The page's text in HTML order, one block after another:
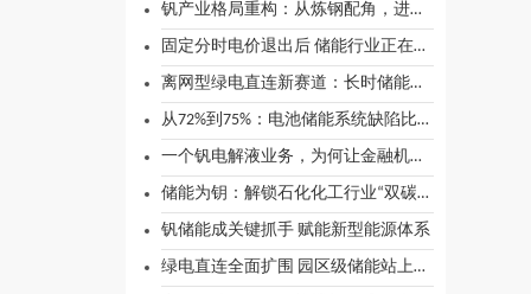
钒产业格局重构：从炼钢配角，进阶储能核心赛道
固定分时电价退出后 储能行业正在迎来真正的市场化时代
离网型绿电直连新赛道：长时储能将成入场关键
从72%到75%：电池储能系统缺陷比例为何逐年上升？
一个钒电解液业务，为何让金融机构"看不懂、不敢贷"？
储能为钥：解锁石化化工行业“双碳”转型关
钒储能成关键抓手 赋能新型能源体系
绿电直连全面扩围 园区级储能站上产业风口